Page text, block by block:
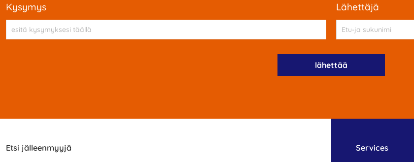
kysymys Lähettäjä
Etsi jälleenmyyjä Services